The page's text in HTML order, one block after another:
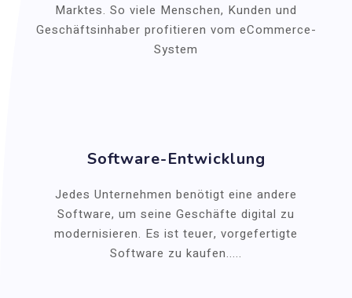
Marktes. So viele Menschen, Kunden und
Geschäftsinhaber profitieren vom eCommerce-
System
Software-Entwicklung
Jedes Unternehmen benötigt eine andere
Software, um seine Geschäfte digital zu
modernisieren. Es ist teuer, vorgefertigte
Software zu kaufen.....